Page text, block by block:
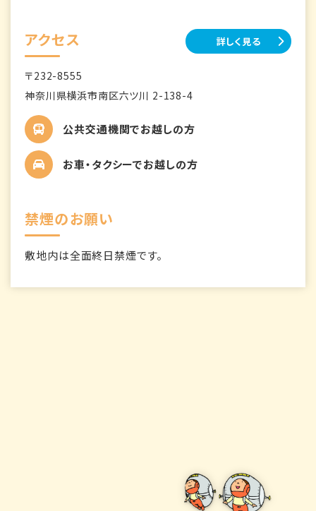
アクセス 詳しく見る
〒232-8555
神奈川県横浜市南区六ツ川 2-138-4
公共交通機関でお越しの方
お車・タクシーでお越しの方
禁煙のお願い
敷地内は全面終日禁煙です。